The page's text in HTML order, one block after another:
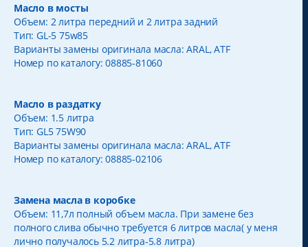
Масло в мосты
Объем: 2 литра передний и 2 литра задний
Тип: GL-5 75w85
Варианты замены оригинала масла: ARAL, ATF
Номер по каталогу: 08885-81060
Масло в раздатку
Объем: 1.5 литра
Тип: GL5 75W90
Варианты замены оригинала масла: ARAL, ATF
Номер по каталогу: 08885-02106
Замена масла в коробке
Объем: 11,7л полный объем масла. При замене без
полного слива обычно требуется 6 литров масла( у меня
лично получалось 5.2 литра-5.8 литра)